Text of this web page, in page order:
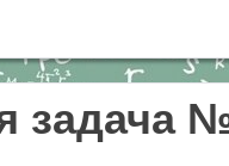
задача